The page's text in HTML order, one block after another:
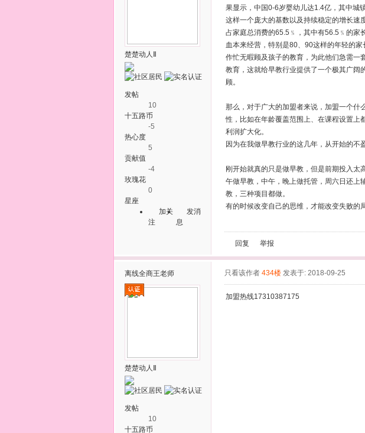
楚楚动人Ⅱ
发帖
10
十五路币
-5
热心度
5
贡献值
-4
玫瑰花
0
星座
加关
注
发消
息
果显示，中国0-6岁婴幼儿达1.4亿，其中城
这样一个庞大的基数以及持续稳定的增长速
占家庭总消费的65.5﹪，其中有56.5﹪的家
血本来经营，特别是80、90这样的年轻的
作忙无暇顾及孩子的教育，为此他们急需一
教育，这就给早教行业提供了一个极其广
顾。
那么，对于广大的加盟者来说，加盟一个什
性，比如在年龄覆盖范围上、在课程设置上
利润扩大化。
因为在我做早教行业的这几年，从开始的不
刚开始就真的只是做早教，但是前期投入太
午做早教，中午，晚上做托管，周六日还
教，三种项目都做。
有的时候改变自己的思维，才能改变失败的
回复 举报
离线全商王老师
楚楚动人Ⅱ
发帖
10
十五路币
只看该作者 434楼 发表于: 2018-09-25
加盟热线17310387175